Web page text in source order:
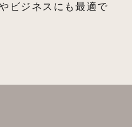
ビジネスにも最適で